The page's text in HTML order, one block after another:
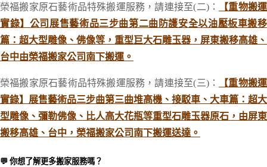
榮福搬家原石藝術品特殊搬運服務，請連接至(二)：
【重物搬運
實錄】公司展售藝術品三步曲第二曲防護安全以油壓板車搬移
篇：超大型雕像、佛像等，重型巨大石雕玉器，屏東搬移高雄、
台中由榮福搬家公司南下搬運。
榮福搬家原石藝術品特殊搬運服務，請連接至(三)：
【重物搬運
實錄】展售藝術品三步曲第三曲堆高機、接駁車、大車篇：超大
型雕像、彌勒佛像、比人高大花瓶等重型石雕玉器原石，由屏東
搬移高雄、台中，榮福搬家公司南下搬運送達。
💬 你想了解更多搬家服務嗎？​